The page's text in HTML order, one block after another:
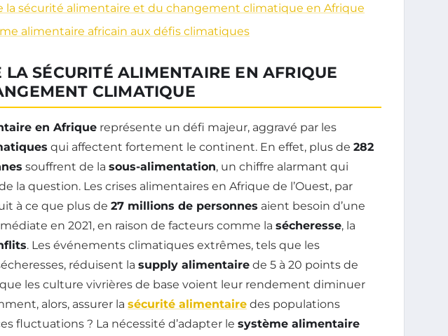
la sécurité alimentaire et du changement climatique en Afrique
alimentaire africain aux défis climatiques
LA SÉCURITÉ ALIMENTAIRE EN AFRIQUE
CLIMATIQUE
en Afrique représente un défi majeur, aggravé par les
qui affectent fortement le continent. En effet, plus de 282
souffrent de la sous-alimentation, un chiffre alarmant qui
la question. Les crises alimentaires en Afrique de l’Ouest, par
à ce que plus de 27 millions de personnes aient besoin d’une
en 2021, en raison de facteurs comme la sécheresse, la
. Les événements climatiques extrêmes, tels que les
réduisent la supply alimentaire de 5 à 20 points de
les culture vivrières de base voient leur rendement diminuer
alors, assurer la sécurité alimentaire des populations
fluctuations ? La nécessité d’adapter le système alimentaire